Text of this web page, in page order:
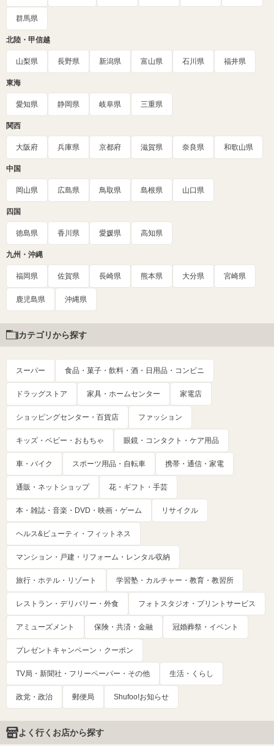
群馬県
北陸・甲信越
山梨県 長野県 新潟県 富山県 石川県 福井県
東海
愛知県 静岡県 岐阜県 三重県
関西
大阪府 兵庫県 京都府 滋賀県 奈良県 和歌山県
中国
岡山県 広島県 鳥取県 島根県 山口県
四国
徳島県 香川県 愛媛県 高知県
九州・沖縄
福岡県 佐賀県 長崎県 熊本県 大分県 宮崎県
鹿児島県 沖縄県
カテゴリから探す
スーパー 食品・菓子・飲料・酒・日用品・コンビニ
ドラッグストア 家具・ホームセンター 家電店
ショッピングセンター・百貨店 ファッション
キッズ・ベビー・おもちゃ 眼鏡・コンタクト・ケア用品
車・バイク スポーツ用品・自転車 携帯・通信・家電
通販・ネットショップ 花・ギフト・手芸
本・雑誌・音楽・DVD・映画・ゲーム リサイクル
ヘルス&ビューティ・フィットネス
マンション・戸建・リフォーム・レンタル収納
旅行・ホテル・リゾート 学習塾・カルチャー・教育・教習所
レストラン・デリバリー・外食 フォトスタジオ・プリントサービス
アミューズメント 保険・共済・金融 冠婚葬祭・イベント
プレゼントキャンペーン・クーポン
TV局・新聞社・フリーペーパー・その他 生活・くらし
政党・政治 郵便局 Shufoo!お知らせ
よく行くお店から探す